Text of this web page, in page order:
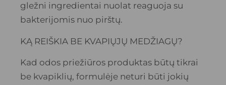
gležni ingredientai nuolat reaguoja su
bakterijomis nuo pirštų.
KĄ REIŠKIA BE KVAPIŲJŲ MEDŽIAGŲ?
Kad odos priežiūros produktas būtų tikrai
be kvapiklių, formulėje neturi būti jokių